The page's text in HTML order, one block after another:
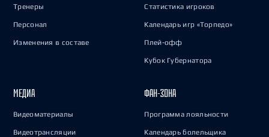
Тренеры
Персонал
Изменения в составе
Статистика игроков
Календарь игр «Торпедо»
Плей-офф
Кубок Губернатора
МЕДИА
Видеоматериалы
Видеотрансляции
ФАН-ЗОНА
Программа лояльности
Календарь болельщика